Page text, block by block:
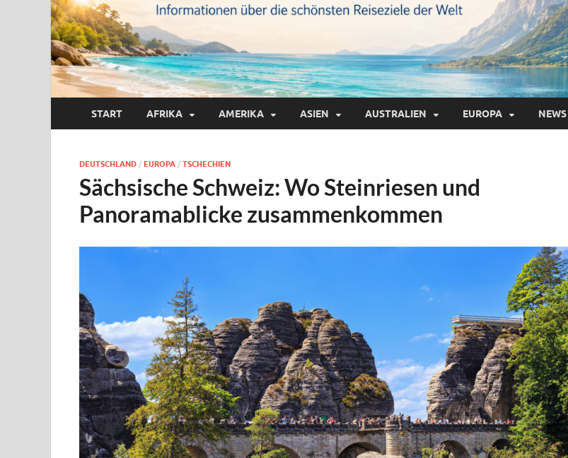
START AFRIKA AMERIKA ASIEN AUSTRALIEN EUROPA NEWS
DEUTSCHLAND / EUROPA / TSCHECHIEN
Sächsische Schweiz: Wo Steinriesen und
Panoramablicke zusammenkommen